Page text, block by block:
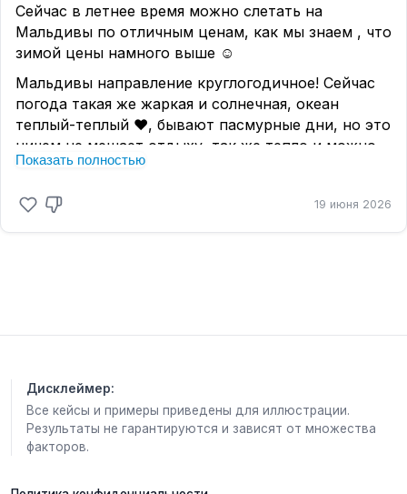
Сейчас в летнее время можно слетать на
Мальдивы по отличным ценам, как мы знаем , что
зимой цены намного выше ☺️
Мальдивы направление круглогодичное! Сейчас
погода такая же жаркая и солнечная, океан
теплый-теплый ❤️, бывают пасмурные дни, но это
ничем не мешает отдыху, так же тепло и можно
купаться!
Смотрите, какое классное предложение на двоих,
на все включено, в этот же отель , где сейчас
туристы🔥🔥🔥
Показать полностью
19 июня 2026
Дисклеймер:
Все кейсы и примеры приведены для иллюстрации.
Результаты не гарантируются и зависят от множества
факторов.